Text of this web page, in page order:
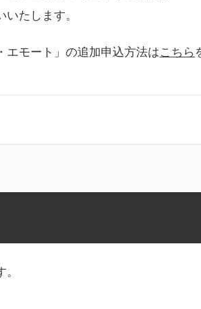
たします。
エモート」の追加申込方法はこちら